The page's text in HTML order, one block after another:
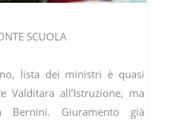
SCUOLA
lista dei ministri è quasi
Valditara all’Istruzione, ma
Bernini. Giuramento già